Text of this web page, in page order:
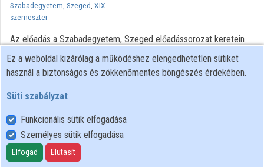
Szabadegyetem, Szeged, XIX.
szemeszter
Az előadás a Szabadegyetem, Szeged előadássorozat keretein
belül hangzott el.
Minden jog fenntartva.
Felhasználói szabályzat
Adatkezelési tájékoztató
Süti szabályzat
Ez a weboldal kizárólag a működéshez elengedhetetlen sütiket
használ a biztonságos és zökkenőmentes böngészés érdekében.
Süti szabályzat
Funkcionális sütik elfogadása
Személyes sütik elfogadása
Elfogad Elutasít